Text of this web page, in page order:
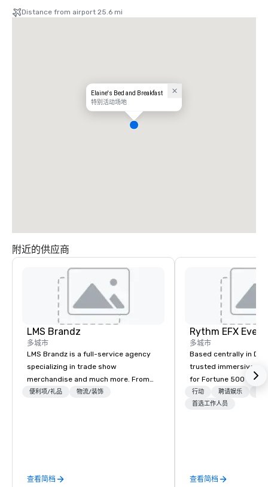
Distance from airport 25.6 mi
Elaine's Bed and Breakfast
特别活动场地
附近的供应商
LMS Brandz
多城市
LMS Brandz is a full-service agency
specializing in trade show
merchandise and much more. From
booth giveaways and branded apparel
years of industry experience and
便利项/礼品 物流/装饰
查看简档
多城市
Based centrally in
trusted immersive
for Fortune 500
2012. We deliver stunning premium AV
and in-house custom
back because we
行动 聘请娱乐
首选工作人员
查看简档